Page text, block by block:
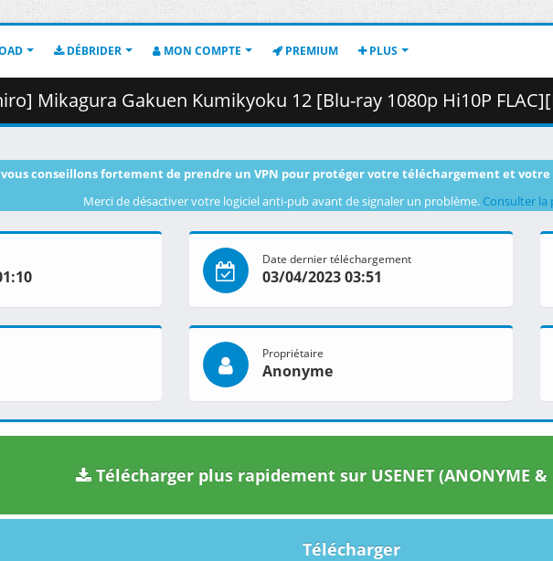
DÉBRIDER MON COMPTE PREMIUM PLUS
Gakuen Kumikyoku 12 [Blu-ray 1080p Hi10P FLAC][D88A64BE].mkv.002 (
vous conseillons fortement de prendre un VPN pour protéger votre téléchargement et votre
Merci de désactiver votre logiciel anti-pub avant de signaler un problème. Consulter la
Date dernier téléchargement
03/04/2023 03:51
Propriétaire
Anonyme
Télécharger plus rapidement sur USENET (ANONYME &
Télécharger